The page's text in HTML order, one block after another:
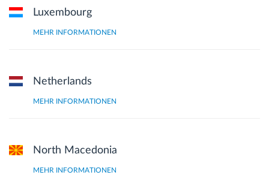
Luxembourg
MEHR INFORMATIONEN
Netherlands
MEHR INFORMATIONEN
North Macedonia
MEHR INFORMATIONEN